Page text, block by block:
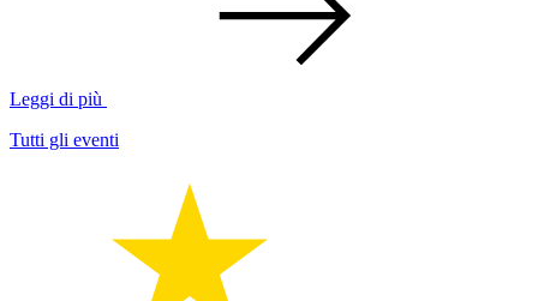
Leggi di più
Tutti gli eventi